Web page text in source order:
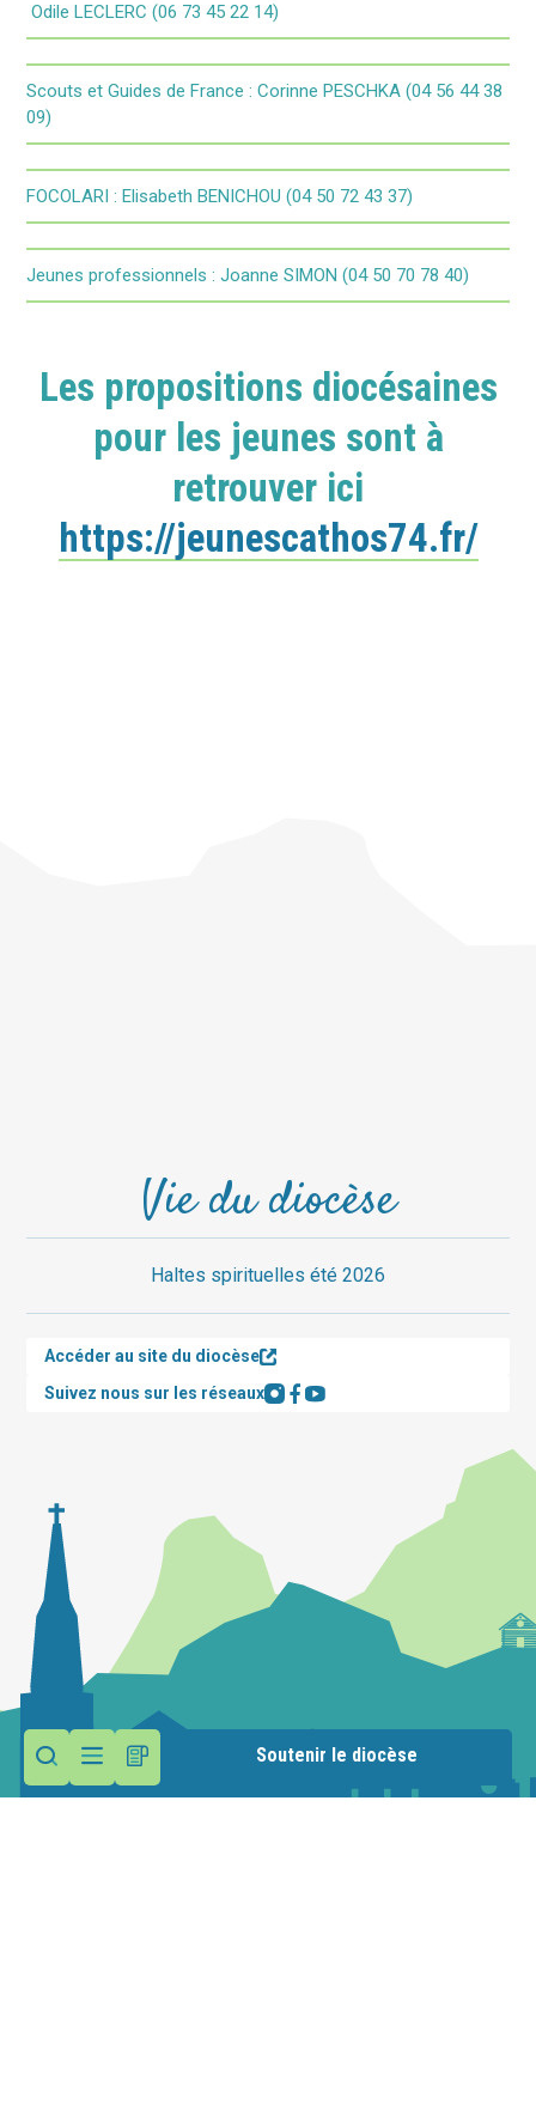
Soutenir le diocèse
Odile LECLERC (06 73 45 22 14)
Scouts et Guides de France : Corinne PESCHKA (04 56 44 38
09)
FOCOLARI : Elisabeth BENICHOU (04 50 72 43 37)
Jeunes professionnels : Joanne SIMON (04 50 70 78 40)
Les propositions diocésaines
pour les jeunes sont à
retrouver ici
https://jeunescathos74.fr/
Vie du diocèse
Haltes spirituelles été 2026
Accéder au site du diocèse
Suivez nous sur les réseaux